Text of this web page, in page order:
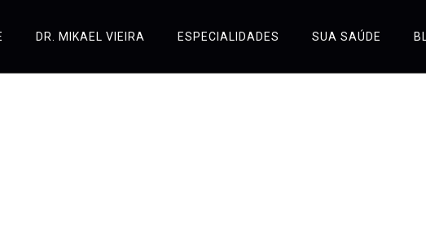
DR. MIKAEL VIEIRA ESPECIALIDADES SUA SAÚDE